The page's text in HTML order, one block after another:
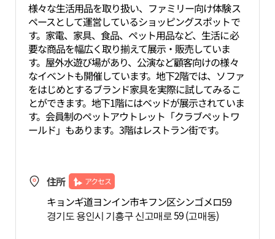
様々な生活用品を取り扱い、ファミリー向け体験ス
ペースとして運営しているショッピングスポットで
す。家電、家具、食品、ペット用品など、生活に必
要な商品を幅広く取り揃えて展示・販売していま
す。屋外水遊び場があり、公演など顧客向けの様々
なイベントも開催しています。地下2階では、ソファ
をはじめとするブランド家具を実際に試してみるこ
とができます。地下1階にはベッドが展示されていま
す。会員制のペットアウトレット「クラブペットワ
ールド」もあります。3階はレストラン街です。
住所 アクセス
キョンギ道ヨンイン市キフン区シンゴメロ59
경기도 용인시 기흥구 신고매로 59 (고매동)